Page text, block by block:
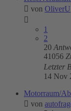
von OliverU
1
2
20
41056
Letzter
14 Nov
Motorraum/
von